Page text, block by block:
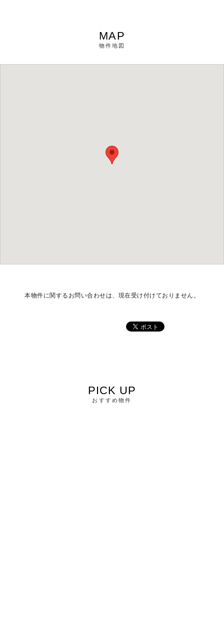
MAP
物件地図
本物件に関するお問い合わせは、現在受け付けておりません。
PICK UP
おすすめ物件